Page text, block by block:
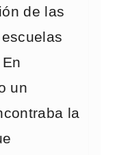
de las
un
la